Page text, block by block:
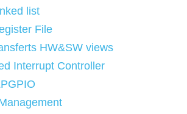
list
File
HW&SW views
Interrupt Controller